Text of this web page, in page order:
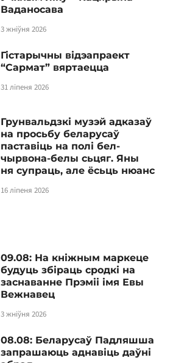
Ваданосава
3 жніўня 2026
Гістарычны відэапраект
“Сармат” вяртаецца
31 ліпеня 2026
Грунвальдзкі музэй адказаў
на просьбу беларусаў
паставіць на полі бел-
чырвона-белы сьцяг. Яны
ня супраць, але ёсьць нюанс
16 ліпеня 2026
09.08: На кніжным маркеце
будуць збіраць сродкі на
заснаванне Прэміі імя Евы
Вежнавец
3 жніўня 2026
08.08: Беларусаў Падляшша
запрашаюць аднавіць даўні